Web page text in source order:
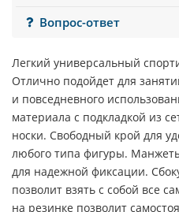
Вопрос-ответ
Легкий универсальный
Отлично подойдет для
и повседневного
материала с подкладкой из
носки. Свободный крой для
любого типа фигуры.
для надежной фиксации.
позволит взять с собой все
на резинке позволит